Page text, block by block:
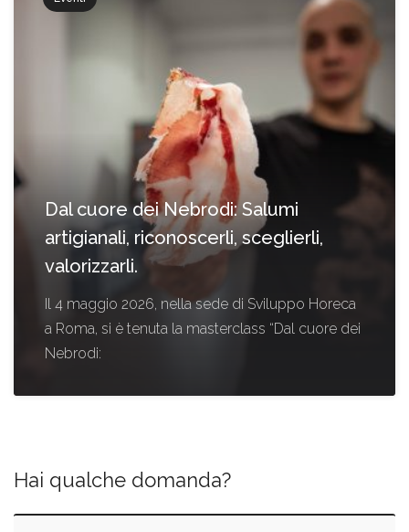
Dal cuore dei Nebrodi: Salumi
artigianali, riconoscerli, sceglierli,
valorizzarli.
Il 4 maggio 2026, nella sede di Sviluppo Horeca
a Roma, si è tenuta la masterclass “Dal cuore dei
Nebrodi:
Hai qualche domanda?